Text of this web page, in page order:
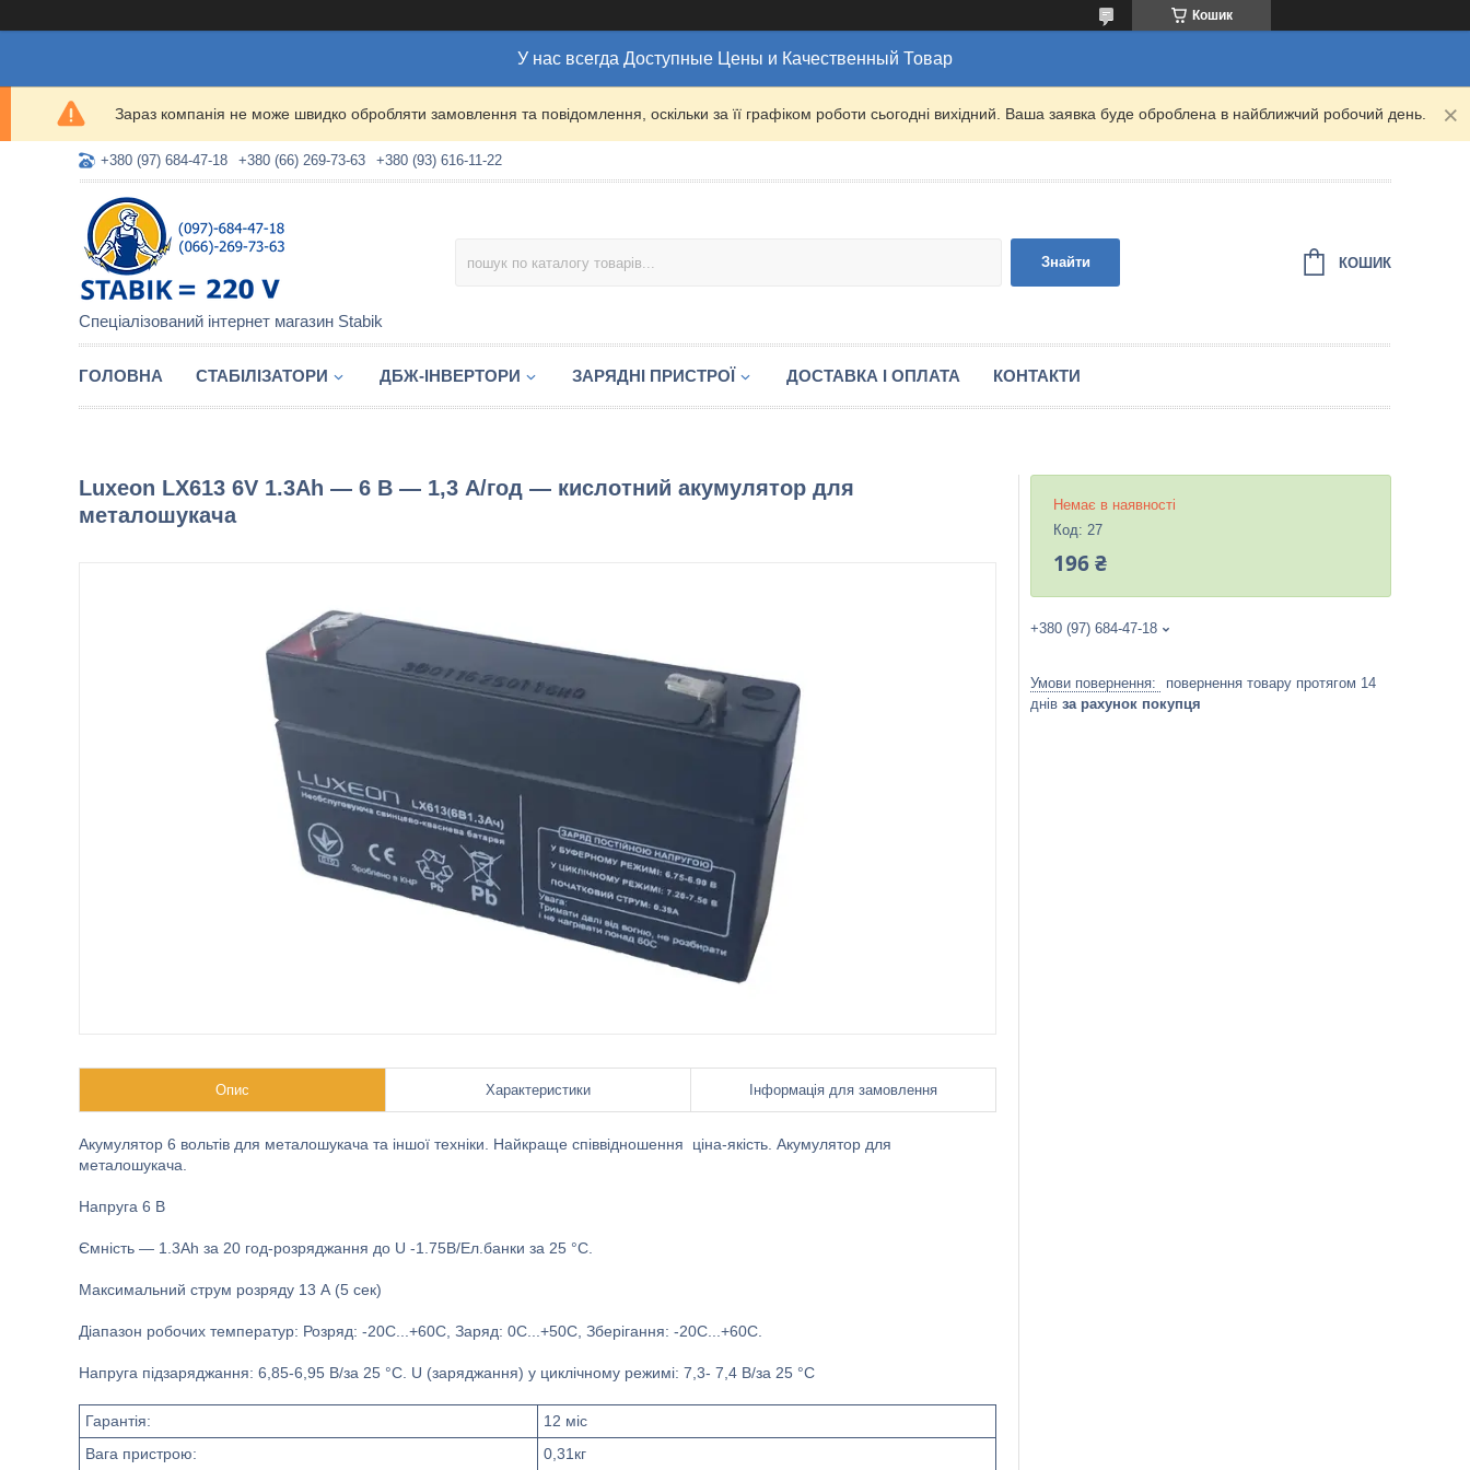
Кошик
У нас всегда Доступные Цены и Качественный Товар
Зараз компанія не може швидко обробляти замовлення та повідомлення, оскільки за її графіком роботи сьогодні вихідний. Ваша заявка буде оброблена в найближчий робочий день.
+380 (97) 684-47-18 +380 (66) 269-73-63 +380 (93) 616-11-22
Спеціалізований інтернет магазин Stabik
Знайти КОШИК
ГОЛОВНА СТАБІЛІЗАТОРИ ДБЖ-ІНВЕРТОРИ ЗАРЯДНІ ПРИСТРОЇ ДОСТАВКА І ОПЛАТА КОНТАКТИ
Luxeon LX613 6V 1.3Ah — 6 В — 1,3 А/год — кислотний акумулятор для
металошукача
Опис Характеристики Інформація для замовлення
Акумулятор 6 вольтів для металошукача та іншої техніки. Найкраще співвідношення ціна-якість. Акумулятор для
металошукача.
Напруга 6 В
Ємність — 1.3Ah за 20 год-розряджання до U -1.75В/Ел.банки за 25 °C.
Максимальний струм розряду 13 А (5 сек)
Діапазон робочих температур: Розряд: -20С...+60С, Заряд: 0С...+50С, Зберігання: -20С...+60С.
Напруга підзаряджання: 6,85-6,95 В/за 25 °C. U (заряджання) у циклічному режимі: 7,3- 7,4 В/за 25 °C
Гарантія:
12 міс
Вага пристрою:
0,31кг
Немає в наявності
Код: 27
196 ₴
+380 (97) 684-47-18
повернення товару протягом 14
днів за рахунок покупця